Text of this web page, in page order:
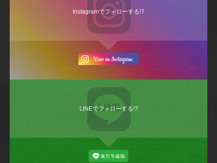
Instagramでフォローする!?
LINEでフォローする!?